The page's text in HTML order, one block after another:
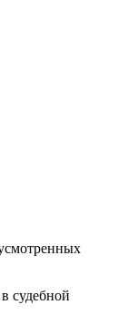
судебной